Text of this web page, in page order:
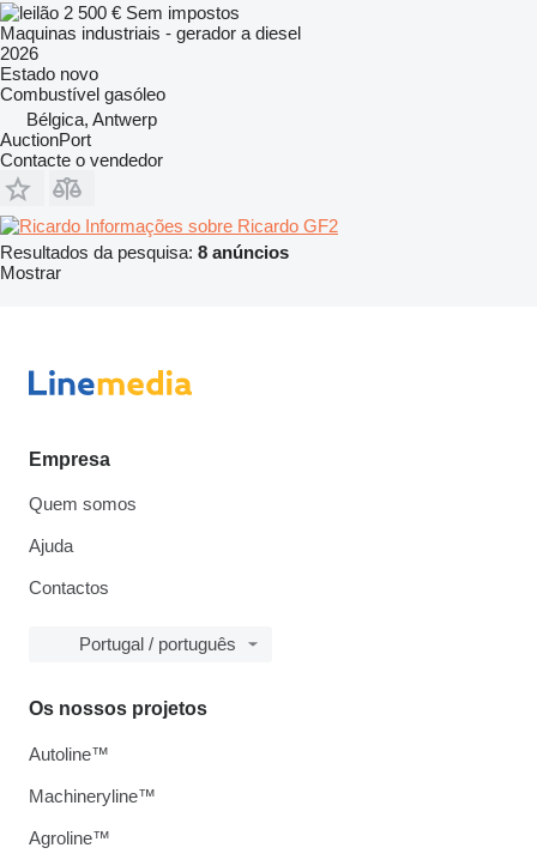
2 500 € Sem impostos
Maquinas industriais - gerador a diesel
2026
Estado novo
Combustível gasóleo
Bélgica, Antwerp
AuctionPort
Contacte o vendedor
Informações sobre Ricardo GF2
Resultados da pesquisa: 8 anúncios
Mostrar
Empresa
Quem somos
Ajuda
Contactos
Portugal / português
Os nossos projetos
Autoline™
Machineryline™
Agroline™